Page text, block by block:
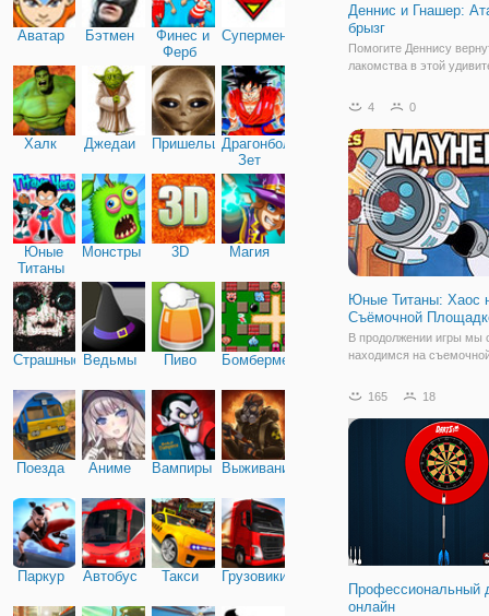
Аватар Бэтмен
Финес и
Ферб
Супермен
Халк Джедаи ПришельцыДрагонболл
Зет
Юные
Титаны
Монстры 3D Магия
Страшные Ведьмы Пиво Бомбермен
Поезда Аниме Вампиры Выживание
Паркур Автобус Такси Грузовики
Деннис и Гнашер:
брызг
Помогите Деннису
лакомства в этой
мега-катапульту, чтобы
Вам нужно опрокинуть
получить вонючие
подушки для
4 0
Юные Титаны: Хаос
Съёмочной
В продолжении игры мы
находимся на
прибыли с одной целью -
как обычно закончилось
вторжением очередных
Теперь вся съемочная
165 18
Профессиональный
онлайн